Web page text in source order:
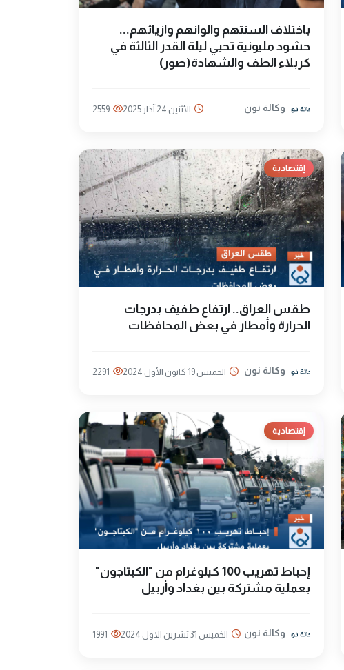
باختلاف السنتهم والوانهم وازيائهم...
حشود مليونية تحيي ليلة القدر الثالثة في
كربلاء الطف والشهادة(صور)
وكالة نون الأثنين 24 آذار 2025 2559
إقتصادية
طقس العراق.. ارتفاع طفيف بدرجات
الحرارة وأمطار في بعض المحافظات
وكالة نون الخميس 19 كانون الأول 2024 2291
إقتصادية
إحباط تهريب 100 كيلوغرام من "الكبتاجون"
بعملية مشتركة بين بغداد وأربيل
وكالة نون الخميس 31 تشرين الاول 2024 1991